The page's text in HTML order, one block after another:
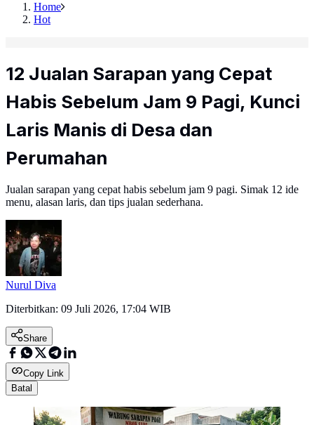
Home
Hot
12 Jualan Sarapan yang Cepat
Habis Sebelum Jam 9 Pagi, Kunci
Laris Manis di Desa dan
Perumahan
Jualan sarapan yang cepat habis sebelum jam 9 pagi. Simak 12 ide
menu, alasan laris, dan tips jualan sederhana.
Nurul Diva
Diterbitkan: 09 Juli 2026, 17:04 WIB
Share
Copy Link
Batal